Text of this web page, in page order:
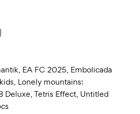
, EA FC 2025, Embolicada
, Lonely mountains:
Deluxe,Tetris Effect, Untitled